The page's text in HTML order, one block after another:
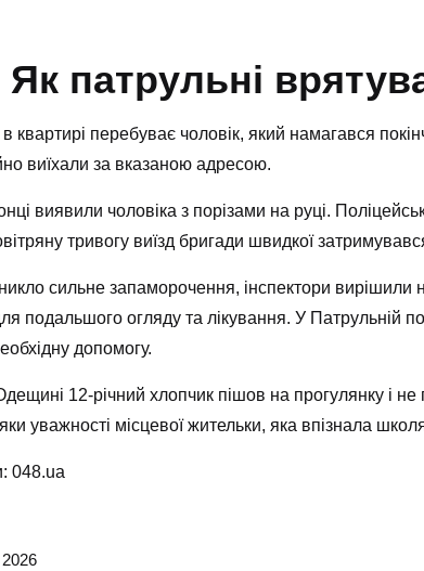
Як патрульні
перебуває чоловік, який намагався
виїхали за вказаною адресою.
виявили чоловіка з порізами на руці.
тривогу виїзд бригади швидкої
сильне запаморочення, інспектори вирішили
подальшого огляду та лікування. У Патрульній
допомогу.
12-річний хлопчик пішов на прогулянку і
уважності місцевої жительки, яка впізнала
048.ua